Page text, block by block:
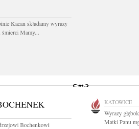
Kacan składamy wyrazy
śmierci Mamy...
Bochenkowi
KATOWICE
Wyrazy
Matki Panu